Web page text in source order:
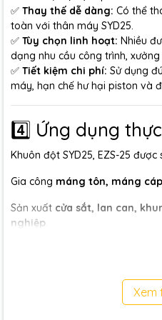
✅ Thay thế dễ dàng: Có thể
toàn với thân máy SYD25.
✅ Tùy chọn linh hoạt: Nhiều
dạng nhu cầu công trình, xưởng
✅ Tiết kiệm chi phí: Sử dụng
máy, hạn chế hư hại piston và
4️⃣ Ứng dụng
Khuôn đột SYD25, EZS-25
Gia công máng tôn, máng
Sản xuất cửa sắt, lan can,
nghiệp
5️⃣ Hướng dẫn
Xem